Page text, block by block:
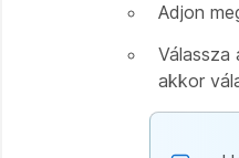
Adjon
Válassza
akkor